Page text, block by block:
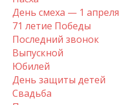
День смеха — 1 апреля
71 летие Победы
Последний звонок
Выпускной
Юбилей
День защиты детей
Свадьба